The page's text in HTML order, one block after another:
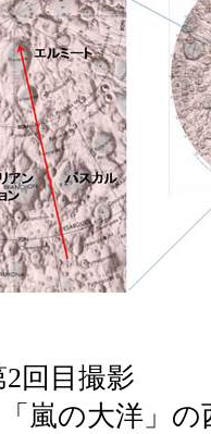
2回目撮影
の大洋」の